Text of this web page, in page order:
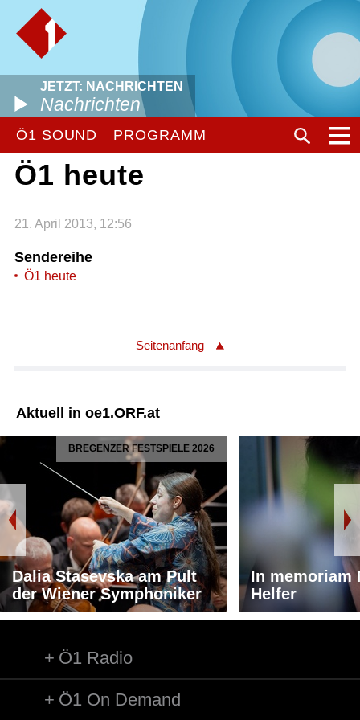
JETZT: NACHRICHTEN
Nachrichten
Ö1 SOUND PROGRAMM
Ö1 heute
21. April 2013, 12:56
Sendereihe
Ö1 heute
Seitenanfang
Aktuell in oe1.ORF.at
BREGENZER FESTSPIELE 2026
Dalia Stasevska am Pult
der Wiener Symphoniker
In memoriam
Helfer
Ö1 Radio
Ö1 On Demand